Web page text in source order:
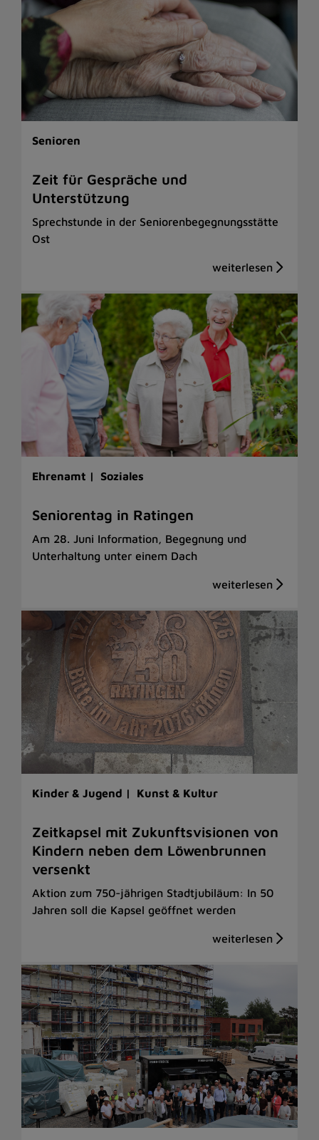
Senioren
Zeit für Gespräche und
Unterstützung
Sprechstunde in der Seniorenbegegnungsstätte
Ost
Ehrenamt | Soziales
Seniorentag in Ratingen
Am 28. Juni Information, Begegnung und
Unterhaltung unter einem Dach
Kinder & Jugend | Kunst & Kultur
Zeitkapsel mit Zukunftsvisionen von
Kindern neben dem Löwenbrunnen
versenkt
Aktion zum 750-jährigen Stadtjubiläum: In 50
Jahren soll die Kapsel geöffnet werden